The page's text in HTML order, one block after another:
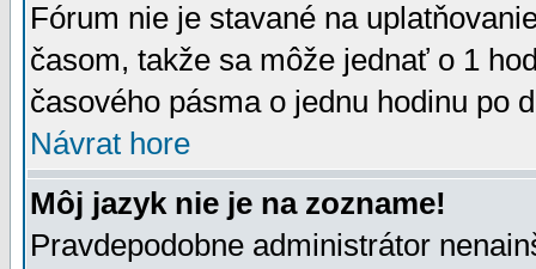
Fórum nie je stavané na
časom, takže sa môže jednať o 1
časového pásma o jednu hodinu po
Návrat hore
Môj jazyk nie je na zozname!
Pravdepodobne administrátor